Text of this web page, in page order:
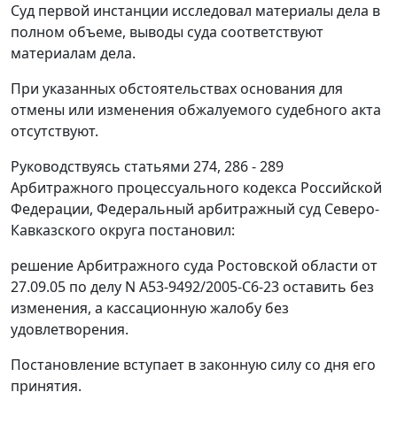
Суд первой инстанции исследовал материалы дела в
полном объеме, выводы суда соответствуют
материалам дела.
При указанных обстоятельствах основания для
отмены или изменения обжалуемого судебного акта
отсутствуют.
Руководствуясь статьями 274, 286 - 289
Арбитражного процессуального кодекса Российской
Федерации, Федеральный арбитражный суд Северо-
Кавказского округа постановил:
решение Арбитражного суда Ростовской области от
27.09.05 по делу N А53-9492/2005-С6-23 оставить без
изменения, а кассационную жалобу без
удовлетворения.
Постановление вступает в законную силу со дня его
принятия.